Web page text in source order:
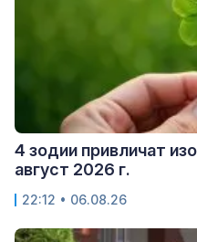
4 зодии привличат
август 2026 г.
22:12 • 06.08.26